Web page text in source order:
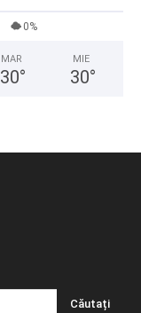
0%
MAR
30°
MIE
30°